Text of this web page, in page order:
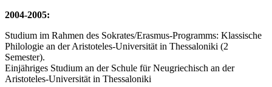
2004-2005:
Studium im Rahmen des Sokrates/Erasmus-Programms: Klassische
Philologie an der Aristoteles-Universität in Thessaloniki (2
Semester).
Einjähriges Studium an der Schule für Neugriechisch an der
Aristoteles-Universität in Thessaloniki